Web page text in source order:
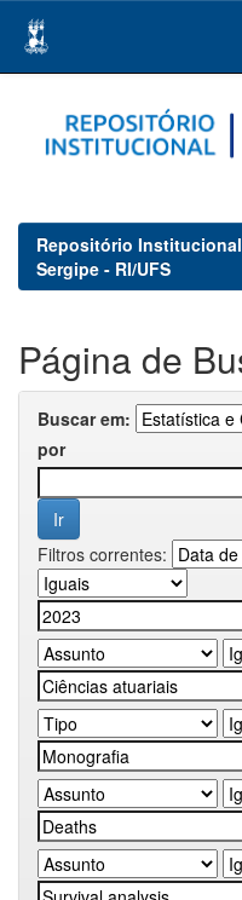
navigation
Repositório
Sergipe - RI/UFS
Página de
Buscar em:
por
Filtros correntes: